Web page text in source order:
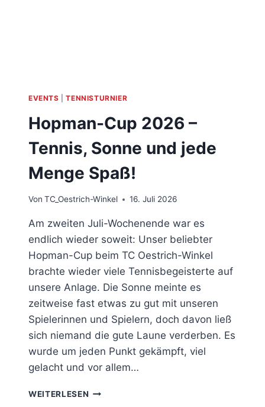
EVENTS |TENNISTURNIER
Hopman-Cup 2026 –
Tennis, Sonne und jede
Menge Spaß!
Von TC_Oestrich-Winkel 16. Juli 2026
Am zweiten Juli-Wochenende war es
endlich wieder soweit: Unser beliebter
Hopman-Cup beim TC Oestrich-Winkel
brachte wieder viele Tennisbegeisterte auf
unsere Anlage. Die Sonne meinte es
zeitweise fast etwas zu gut mit unseren
Spielerinnen und Spielern, doch davon ließ
sich niemand die gute Laune verderben. Es
wurde um jeden Punkt gekämpft, viel
gelacht und vor allem…
WEITERLESEN HOPMAN-